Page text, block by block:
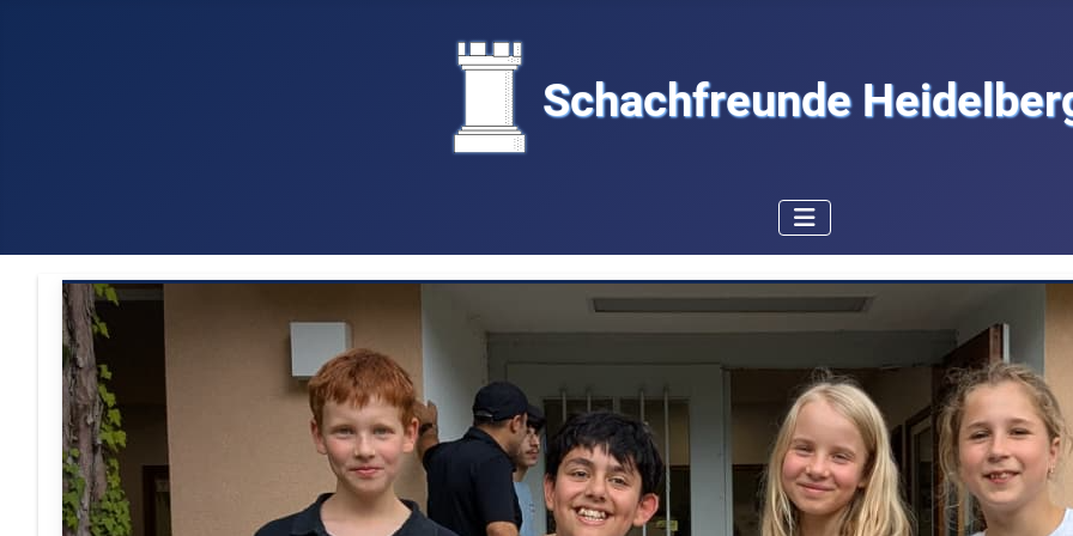
Schachfreunde